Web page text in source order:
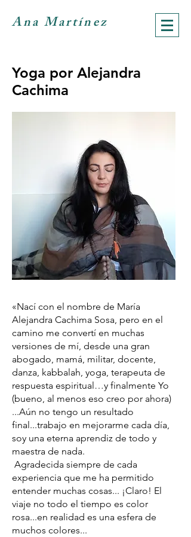
Ana Martínez
Yoga por Alejandra
Cachima
«Nací con el nombre de María
Alejandra Cachima Sosa, pero en el
camino me convertí en muchas
versiones de mí, desde una gran
abogado, mamá, militar, docente,
danza, kabbalah, yoga, terapeuta de
respuesta espiritual…y finalmente Yo
(bueno, al menos eso creo por ahora)
...Aún no tengo un resultado
final...trabajo en mejorarme cada día,
soy una eterna aprendiz de todo y
maestra de nada.
Agradecida siempre de cada
experiencia que me ha permitido
entender muchas cosas... ¡Claro! El
viaje no todo el tiempo es color
rosa...en realidad es una esfera de
muchos colores...